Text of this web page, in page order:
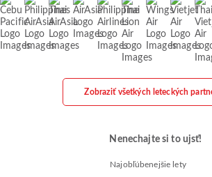
Zobraziť všetkých leteckých
Nenechajte si to ujsť!
Najobľúbenejšie lety